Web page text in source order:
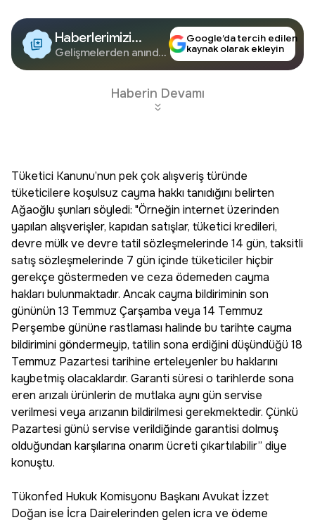
Haberlerimizi
Google'da Takip
Edin
Gelişmelerden anında
Google’da tercih edilen
kaynak olarak ekleyin
Haberin Devamı
Tüketici Kanunu’nun pek çok alışveriş türünde
tüketicilere koşulsuz cayma hakkı tanıdığını belirten
Ağaoğlu şunları söyledi: "Örneğin internet üzerinden
yapılan alışverişler, kapıdan satışlar, tüketici kredileri,
devre mülk ve devre tatil sözleşmelerinde 14 gün, taksitli
satış sözleşmelerinde 7 gün içinde tüketiciler hiçbir
gerekçe göstermeden ve ceza ödemeden cayma
hakları bulunmaktadır. Ancak cayma bildiriminin son
gününün 13 Temmuz Çarşamba veya 14 Temmuz
Perşembe gününe rastlaması halinde bu tarihte cayma
bildirimini göndermeyip, tatilin sona erdiğini düşündüğü 18
Temmuz Pazartesi tarihine erteleyenler bu haklarını
kaybetmiş olacaklardır. Garanti süresi o tarihlerde sona
eren arızalı ürünlerin de mutlaka aynı gün servise
verilmesi veya arızanın bildirilmesi gerekmektedir. Çünkü
Pazartesi günü servise verildiğinde garantisi dolmuş
olduğundan karşılarına onarım ücreti çıkartılabilir” diye
konuştu.
Tükonfed Hukuk Komisyonu Başkanı Avukat İzzet
Doğan ise İcra Dairelerinden gelen icra ve ödeme